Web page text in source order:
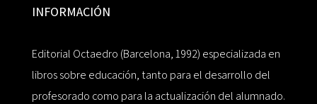
INFORMACIÓN
Editorial Octaedro (Barcelona, 1992) especializada en
libros sobre educación, tanto para el desarrollo del
profesorado como para la actualización del alumnado.